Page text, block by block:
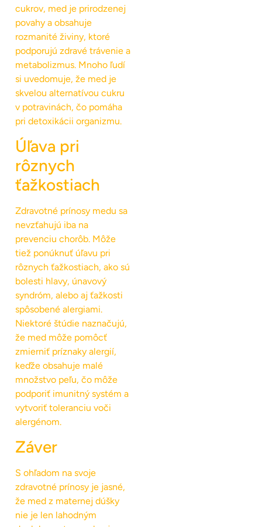
cukrov, med je prirodzenej
povahy a obsahuje
rozmanité živiny, ktoré
podporujú zdravé trávenie a
metabolizmus. Mnoho ľudí
si uvedomuje, že med je
skvelou alternatívou cukru
v potravinách, čo pomáha
pri detoxikácii organizmu.
Úľava pri
rôznych
ťažkostiach
Zdravotné prínosy medu sa
nevzťahujú iba na
prevenciu chorôb. Môže
tiež ponúknuť úľavu pri
rôznych ťažkostiach, ako sú
bolesti hlavy, únavový
syndróm, alebo aj ťažkosti
spôsobené alergiami.
Niektoré štúdie naznačujú,
že med môže pomôcť
zmierniť príznaky alergií,
keďže obsahuje malé
množstvo peľu, čo môže
podporiť imunitný systém a
vytvoriť toleranciu voči
alergénom.
Záver
S ohľadom na svoje
zdravotné prínosy je jasné,
že med z maternej dúšky
nie je len lahodným